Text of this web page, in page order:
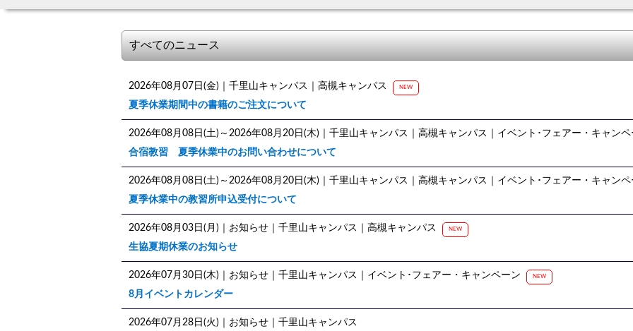
2026年08月07日(金) ｜千里山キャンパス｜高槻キャンパス NEW
夏季休業期間中の書籍のご注文について
2026年08月08日(土)～2026年08月20日(木) ｜千里山キャンパス｜高槻キャンパス｜イベント･フェアー・キャンペ
合宿教習 夏季休業中のお問い合わせについて
2026年08月08日(土)～2026年08月20日(木) ｜千里山キャンパス｜高槻キャンパス｜イベント･フェアー・キャンペ
夏季休業中の教習所申込受付について
2026年08月03日(月) ｜お知らせ｜千里山キャンパス｜高槻キャンパス NEW
生協夏期休業のお知らせ
2026年07月30日(木) ｜お知らせ｜千里山キャンパス｜イベント･フェアー・キャンペーン NEW
8月イベントカレンダー
2026年07月28日(火) ｜お知らせ｜千里山キャンパス